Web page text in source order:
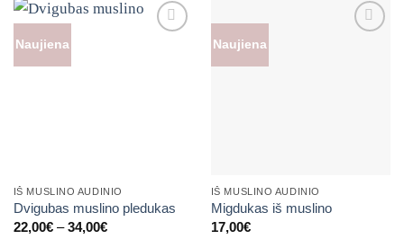
Naujiena
IŠ MUSLINO AUDINIO
Dvigubas muslino pledukas
22,00€ – 34,00€Price
Naujiena
IŠ MUSLINO AUDINIO
Migdukas iš muslino
17,00€